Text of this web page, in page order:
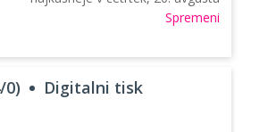
Spremeni
0) Digitalni tisk